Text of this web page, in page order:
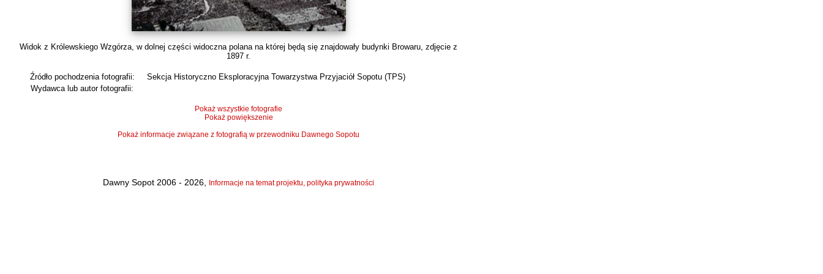
Widok z Królewskiego Wzgórza, w dolnej części widoczna polana na której będą się znajdowały budynki Browaru, zdjęcie z
1897 r.
Źródło pochodzenia fotografii:
Sekcja Historyczno Eksploracyjna Towarzystwa Przyjaciół Sopotu (TPS)
Wydawca lub autor fotografii:
Pokaż wszystkie fotografie
Pokaż powiększenie
Pokaż informacje związane z fotografią w przewodniku Dawnego Sopotu
Dawny Sopot 2006 - 2026, Informacje na temat projektu, polityka prywatności